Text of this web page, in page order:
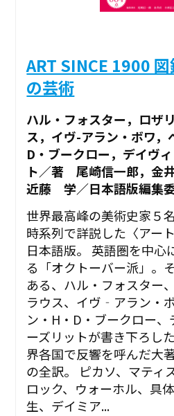
ART SINCE 1900
の芸術
ハル・フォスター，ロザ
ス，イヴ-アラン・ボワ，
D・ブークロー，デイヴ
ト／著 尾崎信一郎，金
近藤 学／日本語版編集
世界最高峰の美術史家５
時系列で詳説した〈アー
日本語版。 英語圏を中心
る「オクトーバー派」。
ある、ハル・フォスター
ラウス、イヴ‐アラン・
ン・H・D・ブークロー、
ーズリットが書き下ろし
界各国で反響を呼んだ大
の全訳。 ピカソ、マティ
ロック、ウォーホル、具
生、デイミア...